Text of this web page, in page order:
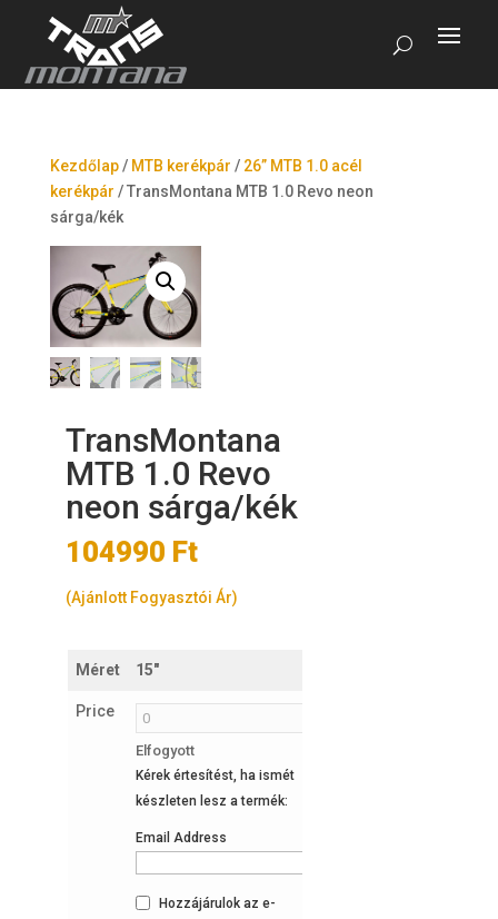
Kezdőlap/ MTB kerékpár / 26” MTB 1.0 acél
kerékpár /TransMontana MTB 1.0 Revo neon
sárga/kék
TransMontana
MTB 1.0 Revo
neon sárga/kék
104990 Ft
(Ajánlott Fogyasztói Ár)
Méret 15"
Price
Elfogyott
Kérek értesítést, ha ismét
készleten lesz a termék:
Email Address
Hozzájárulok az e-